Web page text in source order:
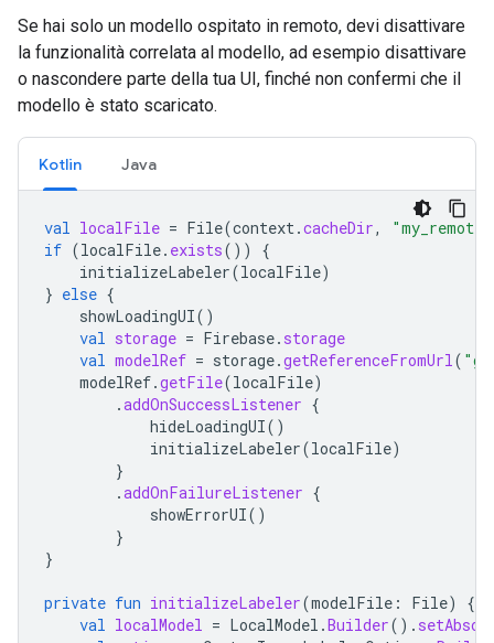
Se hai solo un modello ospitato in remoto, devi disattivare
la funzionalità correlata al modello, ad esempio disattivare
o nascondere parte della tua UI, finché non confermi che il
modello è stato scaricato.
Kotlin Java
val localFile = File(context.cacheDir,
if (localFile. exists())
{
initializeLabeler(localFile)
} else {
showLoadingUI()
val storage = Firebase. storage
val modelRef = storage.getReferenceFromUrl(
modelRef.getFile(localFile)
.addOnSuccessListener {
hideLoadingUI()
initializeLabeler(localFile)
}
.addOnFailureListener {
showErrorUI()
}
}
private fun initializeLabeler(modelFile : File)
{
val localModel = LocalModel .Builder().